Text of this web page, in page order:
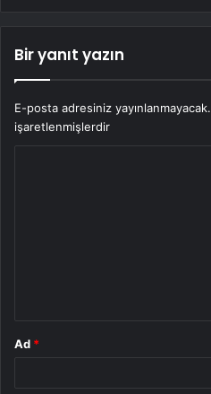
Bir yanıt yazın
E-posta adresiniz yayınlanmayacak.
işaretlenmişlerdir
Ad *